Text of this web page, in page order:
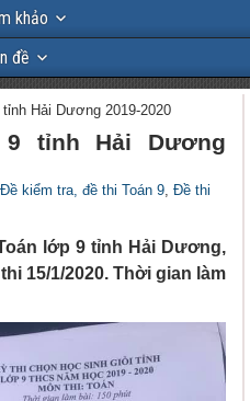
khảo
đề
Hải Dương 2019-2020
tỉnh Hải Dương
Đề kiểm tra, đề thi Toán 9, Đề thi
lớp 9 tỉnh Hải Dương,
15/1/2020. Thời gian làm